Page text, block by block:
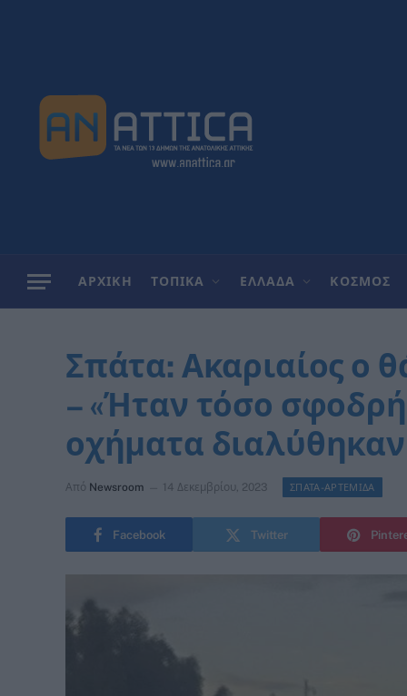
ΑΡΧΙΚΗ ΤΟΠΙΚΑ ΕΛΛΑΔΑ ΚΟΣΜΟΣ
Σπάτα: Ακαριαίος ο
– «Ήταν τόσο
οχήματα
Από Newsroom 14 Δεκεμβρίου, 2023 ΣΠΑΤΑ-ΑΡΤΕΜΙΔΑ
Facebook Twitter